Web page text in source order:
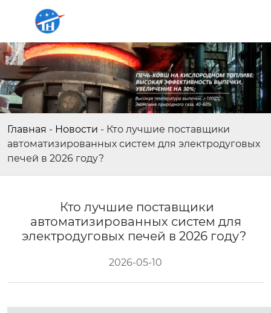
Главная - Новости - Кто лучшие поставщики
автоматизированных систем для электродуговых
печей в 2026 году?
Кто лучшие поставщики
автоматизированных систем для
электродуговых печей в 2026 году?
2026-05-10